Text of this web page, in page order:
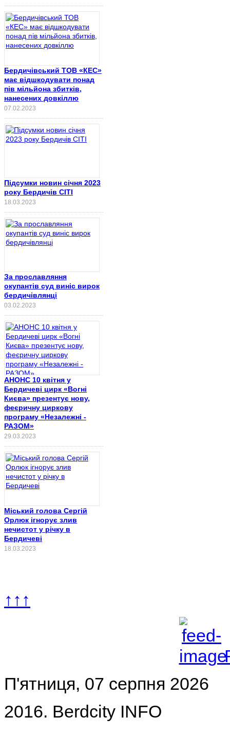
Бердичівський ТОВ «КЕС»
має відшкодувати понад
пів мільйона збитків,
нанесених довкіллю
07.02.2023
Підсумки новин січня 2023
року Бердичів СІТІ
18.03.2023
За прославляння
окупантів суд виніс вирок
бердичівлянці
03.02.2023
АНОНС 10 квітня у
Бердичеві цирк «Вогні
Києва» презентує нову,
феєричну циркову
програму «Незалежні -
РАЗОМ»
29.03.2023
Міський голова Сергій
Орлюк ігнорує злив
нечистот у річку в
Бердичеві
18.03.2023
↑↑↑
П'ятниця, 07 серпня 2026
2016. Berdcity INFO